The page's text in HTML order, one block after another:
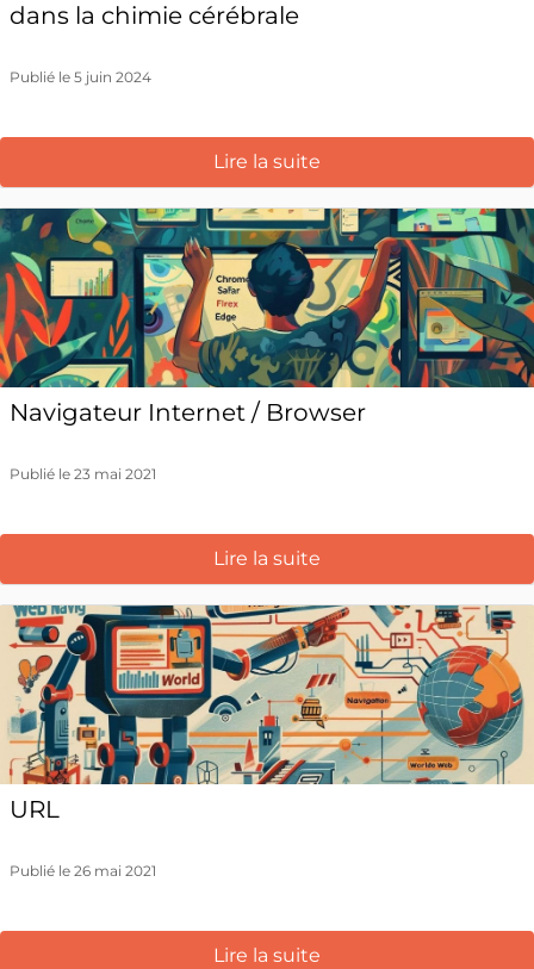
dans la chimie cérébrale
Publié le 5 juin 2024
Lire la suite
Navigateur Internet / Browser
Publié le 23 mai 2021
Lire la suite
URL
Publié le 26 mai 2021
Lire la suite